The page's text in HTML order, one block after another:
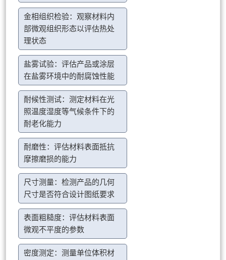
金相组织检验：观察材料内
部微观组织形态以评估热处
理状态
盐雾试验：评估产品或涂层
在盐雾环境中的耐腐蚀性能
耐候性测试：测定材料在光
照温度湿度等气候条件下的
耐老化能力
耐磨性：评估材料表面抵抗
摩擦磨损的能力
尺寸测量：检测产品的几何
尺寸是否符合设计图纸要求
表面粗糙度：评估材料表面
微观不平度的参数
密度测定：测量单位体积材